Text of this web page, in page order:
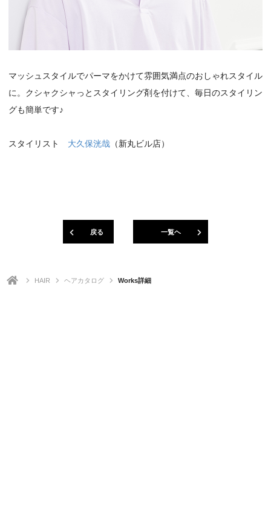
マッシュスタイルでパーマをかけて雰囲気満点のおしゃれスタイル
に。クシャクシャっとスタイリング剤を付けて、毎日のスタイリン
グも簡単です♪
スタイリスト 大久保洸哉 （新丸ビル店）
戻る 一覧ヘ
HAIR ヘアカタログ Works詳細